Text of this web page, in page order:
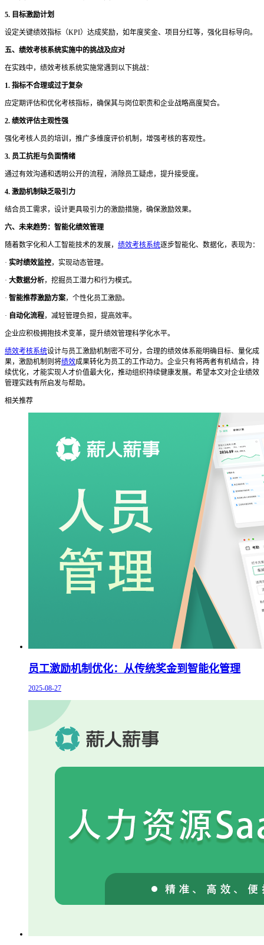
5. 目标激励计划
设定关键绩效指标（KPI）达成奖励，如年度奖金、项目分红等，强化目标导向。
五、绩效考核系统实施中的挑战及应对
在实践中，绩效考核系统实施常遇到以下挑战：
1. 指标不合理或过于复杂
应定期评估和优化考核指标，确保其与岗位职责和企业战略高度契合。
2. 绩效评估主观性强
强化考核人员的培训，推广多维度评价机制，增强考核的客观性。
3. 员工抗拒与负面情绪
通过有效沟通和透明公开的流程，消除员工疑虑，提升接受度。
4. 激励机制缺乏吸引力
结合员工需求，设计更具吸引力的激励措施，确保激励效果。
六、未来趋势：智能化绩效管理
随着数字化和人工智能技术的发展， 绩效考核系统逐步智能化、数据化，表现为：
· 实时绩效监控，实现动态管理。
· 大数据分析，挖掘员工潜力和行为模式。
· 智能推荐激励方案，个性化员工激励。
· 自动化流程，减轻管理负担，提高效率。
企业应积极拥抱技术变革，提升绩效管理科学化水平。
绩效考核系统设计与员工激励机制密不可分，合理的绩效体系能明确目标、量化成
果，激励机制则将绩效成果转化为员工的工作动力。企业只有将两者有机结合，持
续优化，才能实现人才价值最大化，推动组织持续健康发展。希望本文对企业绩效
管理实践有所启发与帮助。
相关推荐
员工激励机制优化：从传统奖金到智能化管理
2025-08-27